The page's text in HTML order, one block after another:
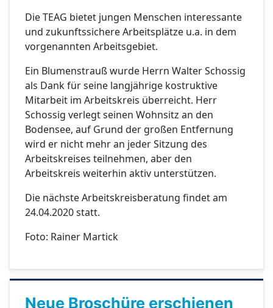
Die TEAG bietet jungen Menschen interessante
und zukunftssichere Arbeitsplätze u.a. in dem
vorgenannten Arbeitsgebiet.
Ein Blumenstrauß wurde Herrn Walter Schossig
als Dank für seine langjährige kostruktive
Mitarbeit im Arbeitskreis überreicht. Herr
Schossig verlegt seinen Wohnsitz an den
Bodensee, auf Grund der großen Entfernung
wird er nicht mehr an jeder Sitzung des
Arbeitskreises teilnehmen, aber den
Arbeitskreis weiterhin aktiv unterstützen.
Die nächste Arbeitskreisberatung findet am
24.04.2020 statt.
Foto: Rainer Martick
Neue Broschüre erschienen